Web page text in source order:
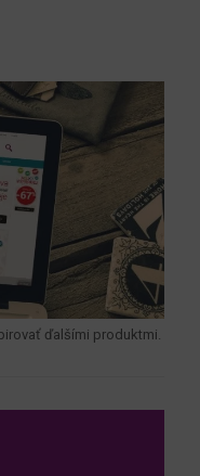
ďalšími produktmi.